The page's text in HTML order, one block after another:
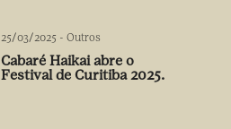
25/03/2025 - Outros
Cabaré Haikai abre o
Festival de Curitiba 2025.